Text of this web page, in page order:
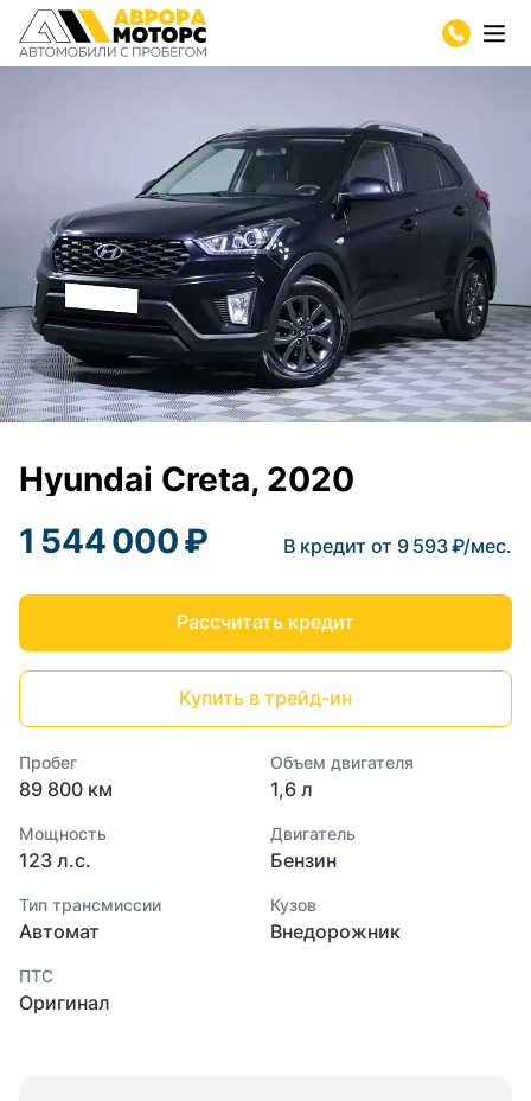
Hyundai Creta, 2020
1 544 000 ₽
В кредит от 9 593 ₽/мес.
Рассчитать кредит
Купить в трейд-ин
Пробег
89 800 км
Объем двигателя
1,6 л
Мощность
123 л.с.
Двигатель
Бензин
Тип трансмиссии
Автомат
Кузов
Внедорожник
ПТС
Оригинал